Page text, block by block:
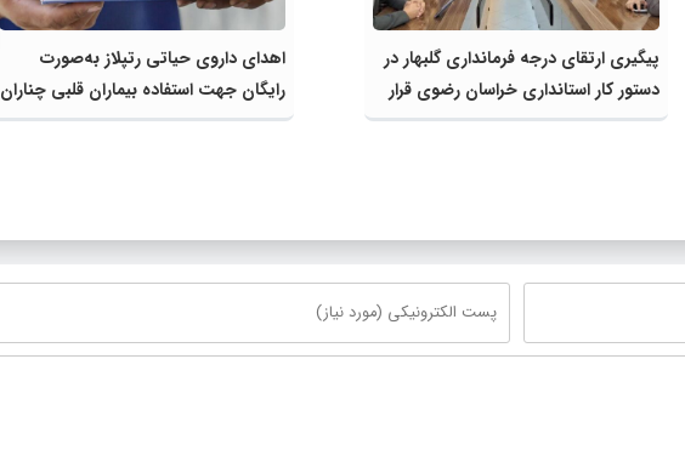
پیگیری ارتقای درجه فرمانداری گلبهار در
دستور کار استانداری خراسان رضوی قرار
گرفت
اهدای داروی حیاتی رتپلاز به‌صورت
رایگان جهت استفاده بیماران قلبی چناران